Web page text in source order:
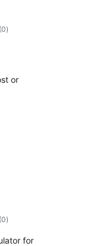
(0საერთო
რეიტინგი
)
or
(0საერთო
რეიტინგი
)
for